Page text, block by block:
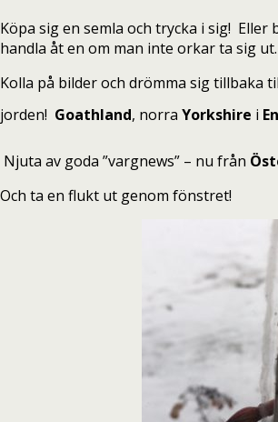
Köpa sig en semla och trycka i sig! Eller
handla åt en om man inte orkar ta sig ut.
Kolla på bilder och drömma sig tillbaka
jorden! Goathland, norra Yorkshire i
Njuta av goda ”vargnews” – nu från
Och ta en flukt ut genom fönstret!